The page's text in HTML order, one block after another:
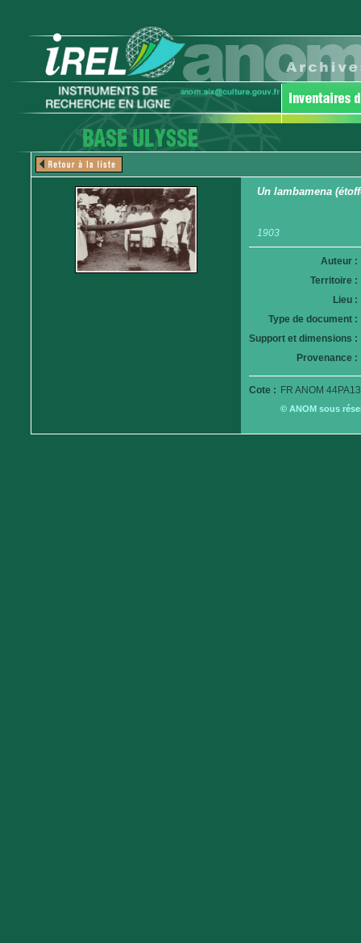
Un lambamena
1903
Auteur :
Territoire :
Lieu :
Type de document :
Support et dimensions :
Provenance :
Cote : FR ANOM
© ANOM sous